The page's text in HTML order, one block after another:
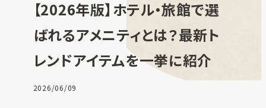
ブランド・企業向け
エコアメニティ・グッズ制作 ホテル・旅館向け
【2026年版】ホテル・旅館で選
ばれるアメニティとは？最新ト
レンドアイテムを一挙に紹介
2026/06/09